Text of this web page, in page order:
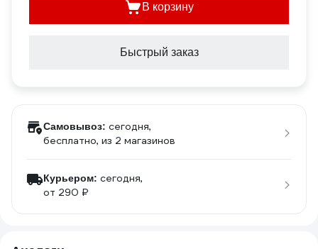
В корзину
Быстрый заказ
Самовывоз: сегодня,
бесплатно, из 2 магазинов
Курьером: сегодня,
от 290 ₽